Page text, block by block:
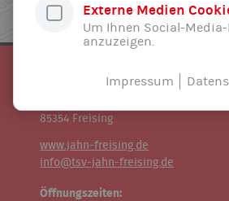
Geschäftsstelle:
85354 Freising
www.jahn-freising.de
info@tsv-jahn-freising.de
Öffnungszeiten:
Externe Medien
Um Ihnen Social-
anzuzeigen.
Impressum